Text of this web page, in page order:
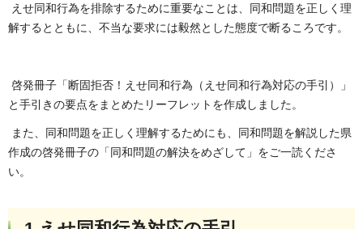
えせ同和行為を排除するために重要なことは、同和問題を正しく理
解するとともに、不当な要求には毅然とした態度で断るころです。
啓発冊子「断固拒否！えせ同和行為（えせ同和行為対応の手引）」
と手引きの要点をまとめたリーフレットを作成しました。
また、同和問題を正しく理解するためにも、同和問題を解説した県
作成の啓発冊子の「同和問題の解決をめざして」をご一読くださ
い。